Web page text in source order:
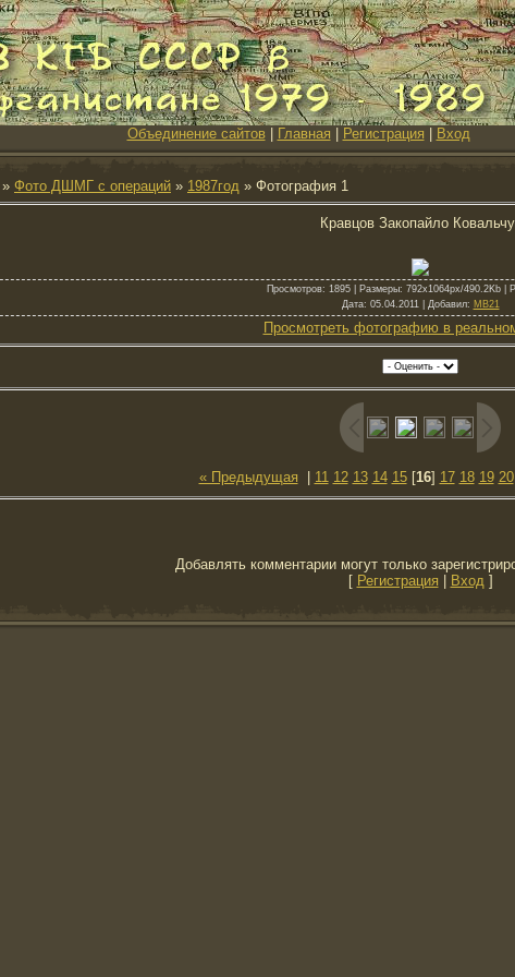
Объединение сайтов| Главная Регистрация Вход
» Фото ДШМГ с операций » 1987год » Фотография 1
Кравцов Закопайло
Просмотров: 1895 | Размеры: 792x1064px/490.2Kb |
Дата: 05.04.2011 | Добавил: MB21
Просмотреть фотографию в
« Предыдущая 11 12 13 14 15[16] 17 18 19 20
Добавлять комментарии могут только
[ Регистрация | Вход ]